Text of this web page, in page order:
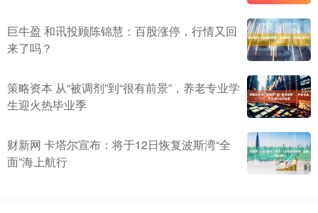
巨牛盈 和讯投顾陈锦慧：百股涨停，行情又回
来了吗？
策略资本 从“被调剂”到“很有前景”，养老专业学
生迎火热毕业季
财新网 卡塔尔宣布：将于12日恢复波斯湾“全
面”海上航行